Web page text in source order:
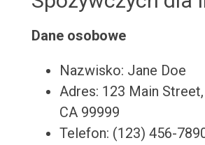
Dane osobowe
Nazwisko: Jane Doe
Adres: 123 Main
CA 99999
Telefon: (123) 456-